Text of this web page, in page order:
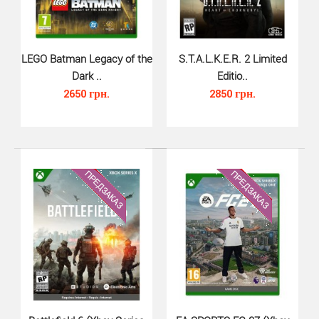
2650 грн.
LEGO Batman Legacy of the Dark Knight для Xbox Series X
- путь Брюса Уэйна от истоков до легенды: он..
LEGO Batman Legacy of the
Dark ..
2650 грн.
S.T.A.L.K.E.R. 2 Limited
Editio..
2850 грн.